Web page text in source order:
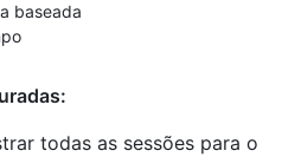
baseada
todas as sessões para o